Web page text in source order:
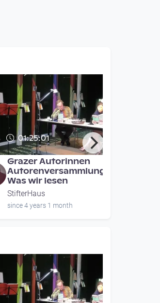
01:25:01
Grazer Autorinnen
Autorenversammlung -
Was wir lesen
StifterHaus
since 4 years 1 month